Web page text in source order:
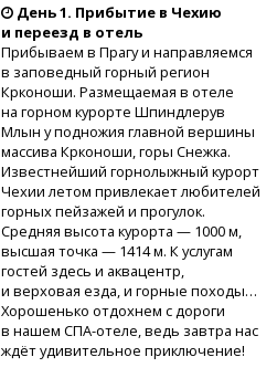
День 1. Прибытие в Чехию
и переезд в отель
Прибываем в Прагу и направляемся
в заповедный горный регион
Крконоши. Размещаемая в отеле
на горном курорте Шпиндлерув
Млын у подножия главной вершины
массива Крконоши, горы Снежка.
Известнейший горнолыжный курорт
Чехии летом привлекает любителей
горных пейзаж­ей и прогулок.
Средняя высота кур­орта — 1000 м,
высшая точка — 1414 м. К услугам
гостей здесь и ак­вацентр,
и верховая ез­да, и горные походы…
Хорошенько отдохнем с дороги
в нашем СПА-отеле,ведь завтра нас
ждёт удивительное приключение!